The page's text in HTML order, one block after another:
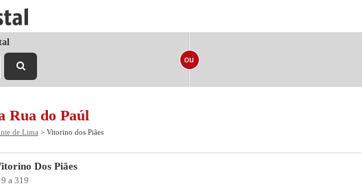
Rua do Paúl
de Lima > Vitorino dos Piães
Dos Piães
a 319